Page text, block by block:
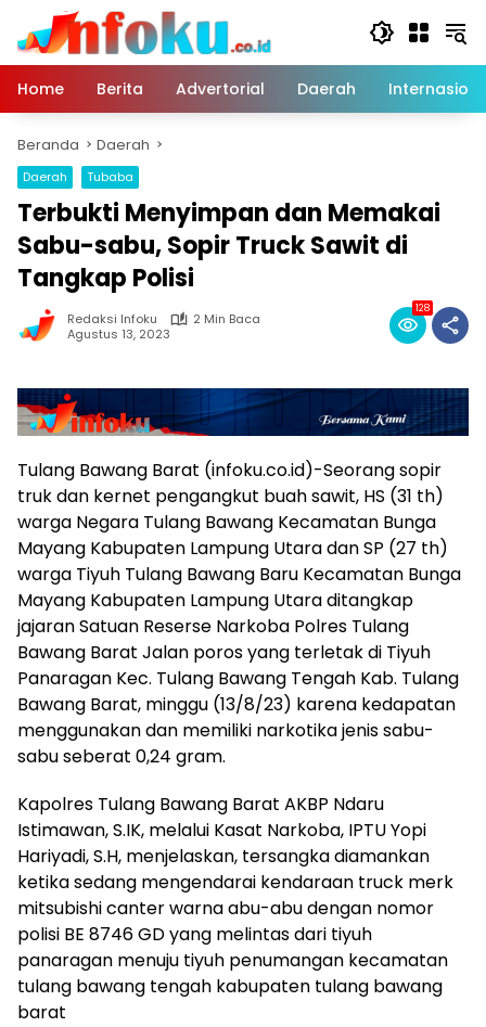
Langsung
konten
Home
Berita Advertorial Daerah
Beranda Daerah
Daerah Tubaba
Terbukti Menyimpan dan Memakai
Sabu-sabu, Sopir Truck Sawit di
Tangkap Polisi
Redaksi Infoku
2 Min Baca
Agustus 13, 2023
128
Tulang Bawang Barat (infoku.co.id)-Seorang sopir
truk dan kernet pengangkut buah sawit, HS (31 th)
warga Negara Tulang Bawang Kecamatan Bunga
Mayang Kabupaten Lampung Utara dan SP (27 th)
warga Tiyuh Tulang Bawang Baru Kecamatan Bunga
Mayang Kabupaten Lampung Utara ditangkap
jajaran Satuan Reserse Narkoba Polres Tulang
Bawang Barat Jalan poros yang terletak di Tiyuh
Panaragan Kec. Tulang Bawang Tengah Kab. Tulang
Bawang Barat, minggu (13/8/23) karena kedapatan
menggunakan dan memiliki narkotika jenis sabu-
sabu seberat 0,24 gram.
Kapolres Tulang Bawang Barat AKBP Ndaru
Istimawan, S.IK, melalui Kasat Narkoba, IPTU Yopi
Hariyadi, S.H, menjelaskan, tersangka diamankan
ketika sedang mengendarai kendaraan truck merk
mitsubishi canter warna abu-abu dengan nomor
polisi BE 8746 GD yang melintas dari tiyuh
panaragan menuju tiyuh penumangan kecamatan
tulang bawang tengah kabupaten tulang bawang
barat